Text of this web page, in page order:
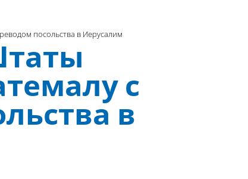
посольства в Иерусалим
с
в